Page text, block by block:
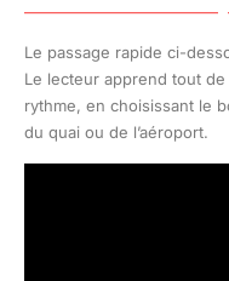
Le passage rapide ci-
Le lecteur apprend tout
rythme, en choisissant le
du quai ou de l’aéroport.